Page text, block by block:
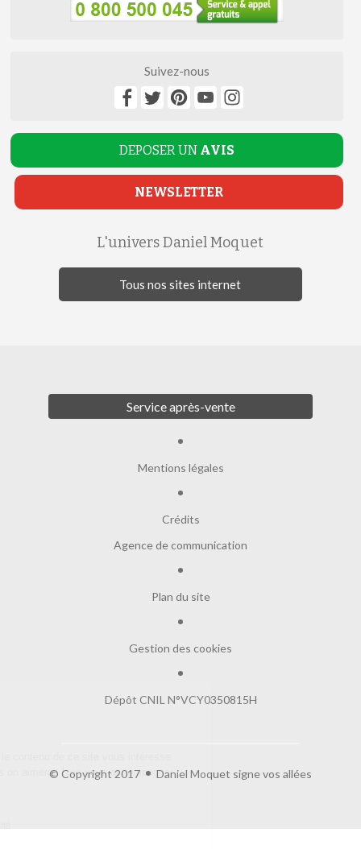
Suivez-nous
DEPOSER UN AVIS
NEWSLETTER
L'univers Daniel Moquet
Tous nos sites internet
Service après-vente
Mentions légales
Crédits
Agence de communication
Plan du site
Gestion des cookies
Dépôt CNIL N°VCY0350815H
© Copyright 2017 Daniel Moquet signe vos allées
Salut c'est nous...
avant de vous déranger, mais on aimerait bien vous accompagner